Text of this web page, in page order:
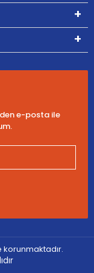
e-posta ile
korunmaktadır.